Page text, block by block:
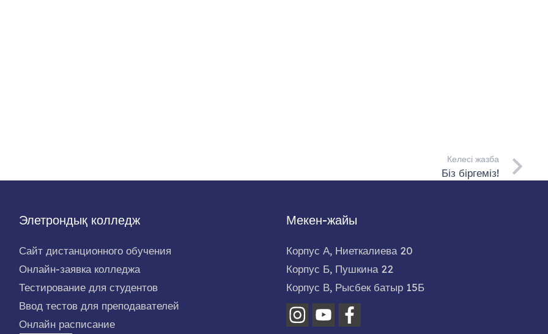
Келесі жазба
Біз біргеміз!
Элетрондық колледж
Сайт дистанционного обучения
Онлайн-заявка колледжа
Тестирование для студентов
Ввод тестов для преподавателей
Онлайн расписание
Мекен-жайы
Корпус А, Ниеткалиева 20
Корпус Б, Пушкина 22
Корпус В, Рысбек батыр 15Б